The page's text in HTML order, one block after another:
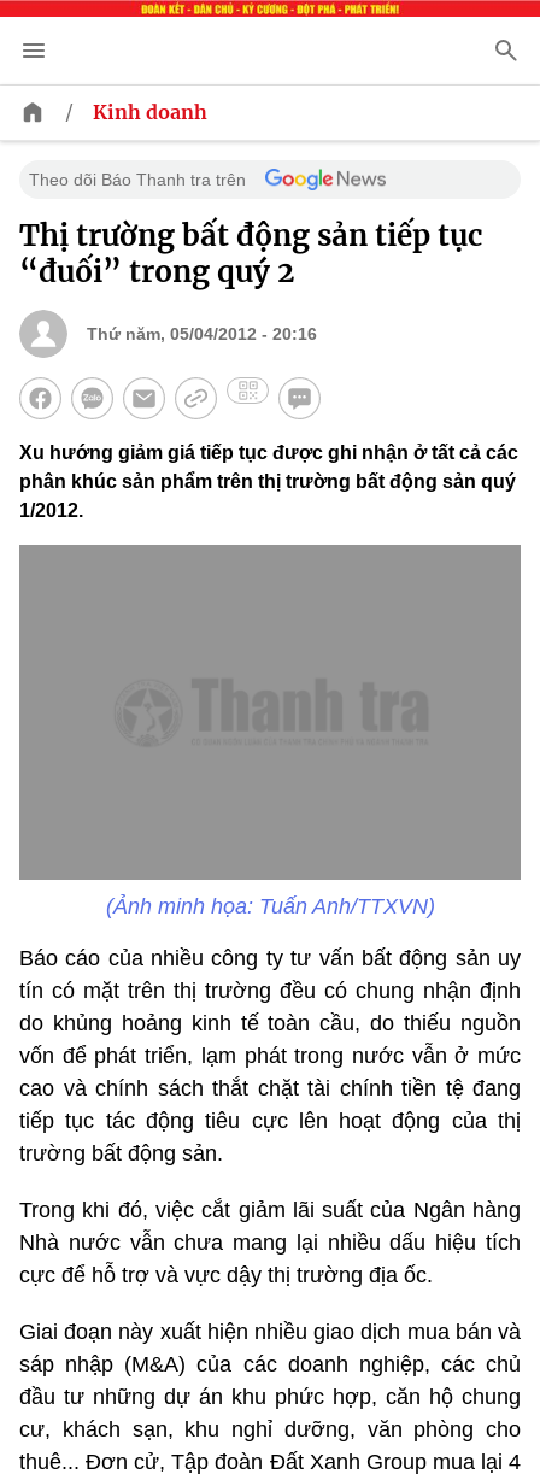
/ Kinh doanh
Theo dõi Báo Thanh tra trên
Thị trường bất động sản tiếp tục
“đuối” trong quý 2
Thứ năm, 05/04/2012 - 20:16
Xu hướng giảm giá tiếp tục được ghi nhận ở tất cả các
phân khúc sản phẩm trên thị trường bất động sản quý
1/2012.
(Ảnh minh họa: Tuấn Anh/TTXVN)
Báo cáo của nhiều công ty tư vấn bất động sản uy
tín có mặt trên thị trường đều có chung nhận định
do khủng hoảng kinh tế toàn cầu, do thiếu nguồn
vốn để phát triển, lạm phát trong nước vẫn ở mức
cao và chính sách thắt chặt tài chính tiền tệ đang
tiếp tục tác động tiêu cực lên hoạt động của thị
trường bất động sản.
Trong khi đó, việc cắt giảm lãi suất của Ngân hàng
Nhà nước vẫn chưa mang lại nhiều dấu hiệu tích
cực để hỗ trợ và vực dậy thị trường địa ốc.
Giai đoạn này xuất hiện nhiều giao dịch mua bán và
sáp nhập (M&A) của các doanh nghiệp, các chủ
đầu tư những dự án khu phức hợp, căn hộ chung
cư, khách sạn, khu nghỉ dưỡng, văn phòng cho
thuê... Đơn cử, Tập đoàn Đất Xanh Group mua lại 4